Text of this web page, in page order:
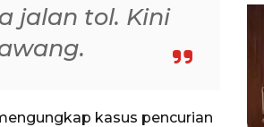
jalan tol. Kini
kasus pencurian